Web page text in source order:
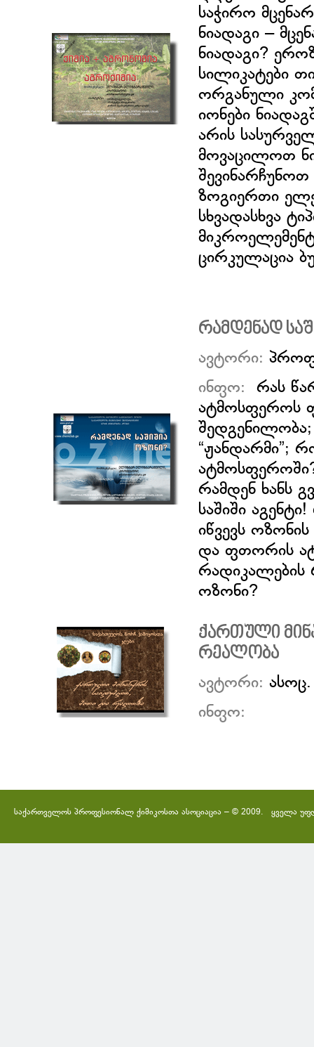
საჭირო
ნიადაგი –
ნიადაგი?
სილიკატები
ორგანული
იონები
არის
მოვაცილოთ
შევინარჩუნოთ
ზოგიერთი
სხვადასხვა
ცირკულაცია
რამდენად
ავტორი:
ინფო:რას
ატმოსფეროს
“ჟანდარმი”;
რამდენ ხანს
საშიში
იწვევს
და ფთორის
ოზონი?
ქართული
რეალობა
ავტორი:
ინფო:
საქართველოს პროფესიონალ ქიმიკოსთა ასოციაცია – © 2009. ყველა